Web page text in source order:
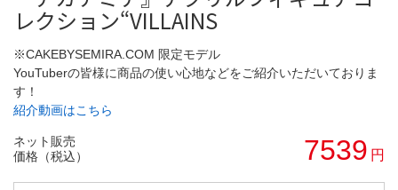
レクション“VILLAINS
※CAKEBYSEMIRA.COM 限定モデル
YouTuberの皆様に商品の使い心地などをご紹介いただいておりま
す！
紹介動画はこちら
ネット販売
価格（税込）
7539 円